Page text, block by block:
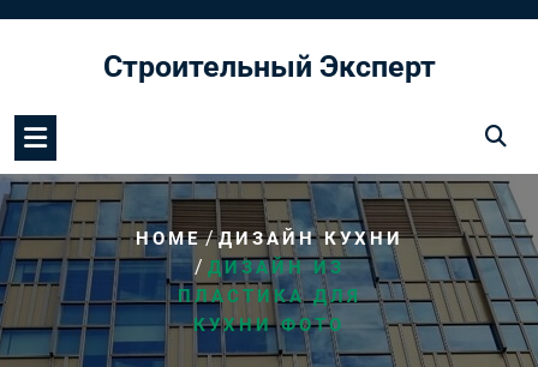
содержимомуСтроительный Эксперт
HOME/ДИЗАЙН КУХНИ
/ ДИЗАЙН ИЗ
ПЛАСТИКА ДЛЯ
КУХНИ ФОТО